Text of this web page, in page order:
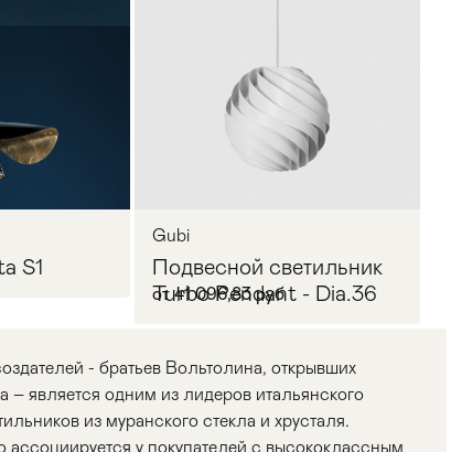
S1
Gubi
Подвесной светильник
Turbo Pendant - Dia.36
от 41 096,83 руб
- братьев Вольтолина, открывших
– является одним из лидеров итальянского
из муранского стекла и хрусталя.
у покупателей с высококлассным